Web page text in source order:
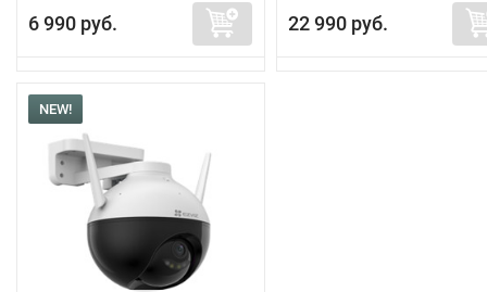
6 990 руб. 22 990 руб.
NEW!